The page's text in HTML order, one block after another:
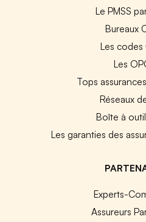
Le PMSS
Bureaux
Les codes
Les
Tops
Réseaux
Boîte à
Les garanties des
Experts-
Assureurs